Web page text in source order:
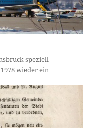
speziell
wieder ein…